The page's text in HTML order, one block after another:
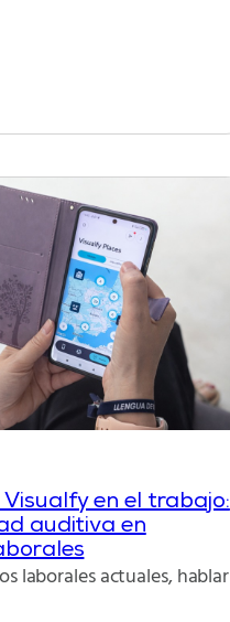
Visualfy en el trabajo:
auditiva en
laborales actuales, hablar